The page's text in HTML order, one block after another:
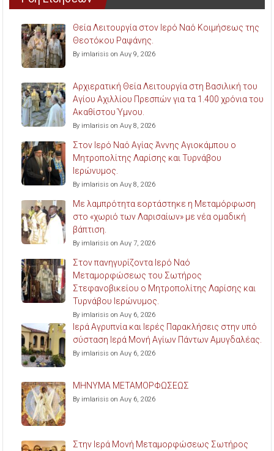
Θεία Λειτουργία στον Ιερό Ναό Κοιμήσεως της
Θεοτόκου Ραψάνης.
By imlarisis on Αυγ 9, 2026
Αρχιερατική Θεία Λειτουργία στη Βασιλική του
Αγίου Αχιλλίου Πρεσπών για τα 1.400 χρόνια του
Ακαθίστου Ύμνου.
By imlarisis on Αυγ 8, 2026
Στον Ιερό Ναό Αγίας Άννης Αγιοκάμπου ο
Μητροπολίτης Λαρίσης και Τυρνάβου
Ιερώνυμος.
By imlarisis on Αυγ 8, 2026
Με λαμπρότητα εορτάστηκε η Μεταμόρφωση
στο «χωριό των Λαρισαίων» με νέα ομαδική
βάπτιση.
By imlarisis on Αυγ 7, 2026
Στον πανηγυρίζοντα Ιερό Ναό
Μεταμορφώσεως του Σωτήρος
Στεφανοβικείου ο Μητροπολίτης Λαρίσης και
Τυρνάβου Ιερώνυμος.
By imlarisis on Αυγ 6, 2026
Ιερά Αγρυπνία και Ιερές Παρακλήσεις στην υπό
σύσταση Ιερά Μονή Αγίων Πάντων Αμυγδαλέας.
By imlarisis on Αυγ 6, 2026
ΜΗΝΥΜΑ ΜΕΤΑΜΟΡΦΩΣΕΩΣ
By imlarisis on Αυγ 6, 2026
Στην Ιερά Μονή Μεταμορφώσεως Σωτήρος